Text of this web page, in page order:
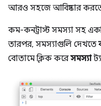
আরও সহজে আবিষ্কার করতে
কম-কনট্রাস্ট সমস্যা সহ
তারপর, সমস্যাগুলি দেখতে
বোতামে ক্লিক করেসমস্যা